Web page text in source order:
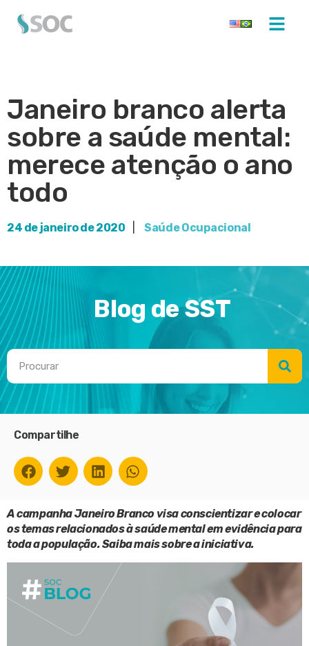
Janeiro branco alerta
sobre a saúde mental:
merece atenção o ano
todo
24 de janeiro de 2020 Saúde Ocupacional
Blog de SST
Compartilhe
A campanha Janeiro Branco visa conscientizar e colocar
os temas relacionados à saúde mental em evidência para
toda a população. Saiba mais sobre a iniciativa.